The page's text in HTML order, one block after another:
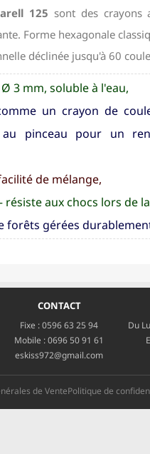
125 sont des crayons
Forme hexagonale
déclinée jusqu'à 60
3 mm, soluble à l'eau,
un crayon de
pinceau pour un
de mélange,
aux chocs lors de
forêts gérées
CONTACT
Fixe :0596 63 25 94
Mobile :0696 50 91 61
eskiss972@gmail.com
Du
de VentePolitique de